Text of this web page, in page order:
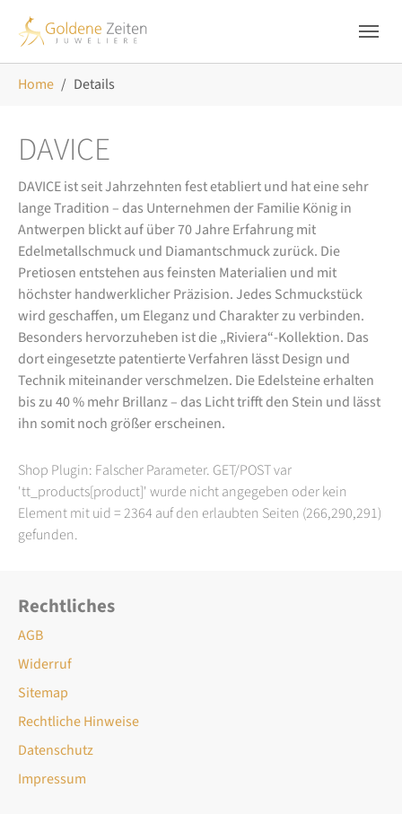
Home Details
DAVICE
DAVICE ist seit Jahrzehnten fest etabliert und hat eine sehr
lange Tradition – das Unternehmen der Familie König in
Antwerpen blickt auf über 70 Jahre Erfahrung mit
Edelmetallschmuck und Diamantschmuck zurück. Die
Pretiosen entstehen aus feinsten Materialien und mit
höchster handwerklicher Präzision. Jedes Schmuckstück
wird geschaffen, um Eleganz und Charakter zu verbinden.
Besonders hervorzuheben ist die „Riviera“-Kollektion. Das
dort eingesetzte patentierte Verfahren lässt Design und
Technik miteinander verschmelzen. Die Edelsteine erhalten
bis zu 40 % mehr Brillanz – das Licht trifft den Stein und lässt
ihn somit noch größer erscheinen.
Shop Plugin: Falscher Parameter. GET/POST var
'tt_products[product]' wurde nicht angegeben oder kein
Element mit uid = 2364 auf den erlaubten Seiten (266,290,291)
gefunden.
Rechtliches
AGB
Widerruf
Sitemap
Rechtliche Hinweise
Datenschutz
Impressum